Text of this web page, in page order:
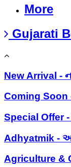
More
Gujarati
New Arrival -
Coming Soon
Special Offer
Adhyatmik -
Agriculture &